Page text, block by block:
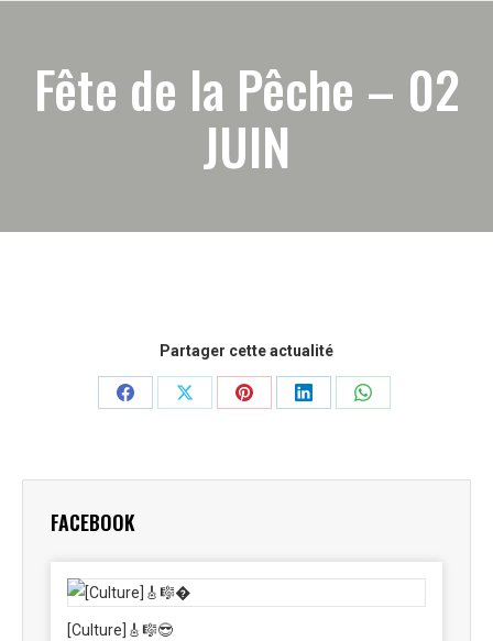
Fête de la Pêche – 02
JUIN
Partager cette actualité
PartagerPartagerPartagerPartagerPartager
FACEBOOK
[Culture]🎸🎼😎